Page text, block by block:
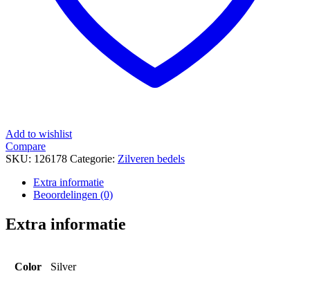
Add to wishlist
Compare
SKU: 126178 Categorie: Zilveren bedels
Extra informatie
Beoordelingen (0)
Extra informatie
Color Silver